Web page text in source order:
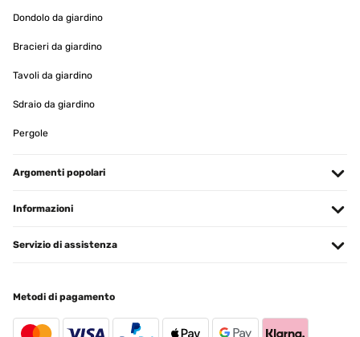
Dondolo da giardino
Bracieri da giardino
Tavoli da giardino
Sdraio da giardino
Pergole
Argomenti popolari
Informazioni
Servizio di assistenza
Metodi di pagamento